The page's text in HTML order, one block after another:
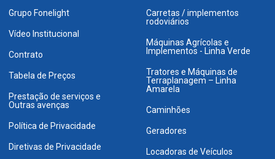
Grupo Fonelight
Vídeo Institucional
Contrato
Tabela de Preços
Prestação de serviços e
Outras avenças
Política de Privacidade
Diretivas de Privacidade
Carretas / implementos
rodoviários
Máquinas Agrícolas e
Implementos - Linha Verde
Tratores e Máquinas de
Terraplanagem – Linha
Amarela
Caminhões
Geradores
Locadoras de Veículos